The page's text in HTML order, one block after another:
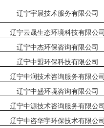
辽宁宇晨技术服务有限公司
辽宁云晟生态环境科技有限公司
辽宁中杰环保咨询有限公司
辽宁中盟环保科技有限公司
辽宁中润技术咨询服务有限公司
辽宁中盛环境咨询有限公司
辽宁中源技术咨询服务有限公司
辽宁中咨华宇环保技术有限公司